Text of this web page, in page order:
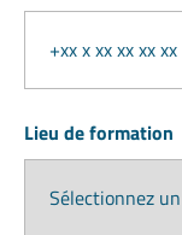
Lieu de formation